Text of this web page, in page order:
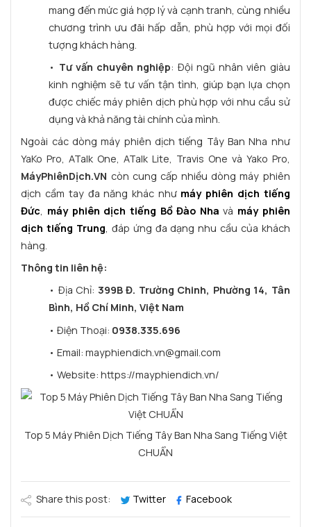
mang đến mức giá hợp lý và cạnh tranh, cùng nhiều
chương trình ưu đãi hấp dẫn, phù hợp với mọi đối
tượng khách hàng.
• Tư vấn chuyên nghiệp: Đội ngũ nhân viên giàu
kinh nghiệm sẽ tư vấn tận tình, giúp bạn lựa chọn
được chiếc máy phiên dịch phù hợp với nhu cầu sử
dụng và khả năng tài chính của mình.
Ngoài các dòng máy phiên dịch tiếng Tây Ban Nha như
YaKo Pro, ATalk One, ATalk Lite, Travis One và Yako Pro,
MáyPhiênDịch.VN còn cung cấp nhiều dòng máy phiên
dịch cầm tay đa năng khác như máy phiên dịch tiếng
Đức, máy phiên dịch tiếng Bồ Đào Nha và máy phiên
dịch tiếng Trung, đáp ứng đa dạng nhu cầu của khách
hàng.
Thông tin liên hệ:
• Địa Chỉ: 399B Đ. Trường Chinh, Phường 14, Tân
Bình, Hồ Chí Minh, Việt Nam
• Điện Thoại: 0938.335.696
• Email: mayphiendich.vn@gmail.com
• Website: https://mayphiendich.vn/
Top 5 Máy Phiên Dịch Tiếng Tây Ban Nha Sang Tiếng Việt
CHUẨN
Share this post: Twitter Facebook